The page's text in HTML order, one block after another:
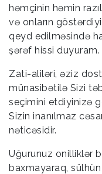
həmçinin həmin
və onların
qeyd edilməsində
şərəf hissi duyuram.
Zati-aliləri, əziz
münasibətilə Sizi
seçimini etdiyinizə
Sizin inanılmaz
nəticəsidir.
Uğurunuz onilliklər
baxmayaraq,